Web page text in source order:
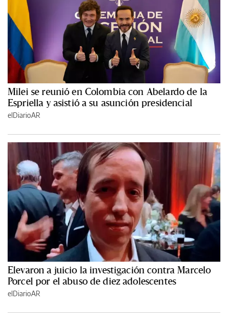
Milei se reunió en Colombia con Abelardo de la
Espriella y asistió a su asunción presidencial
elDiarioAR
Elevaron a juicio la investigación contra Marcelo
Porcel por el abuso de diez adolescentes
elDiarioAR